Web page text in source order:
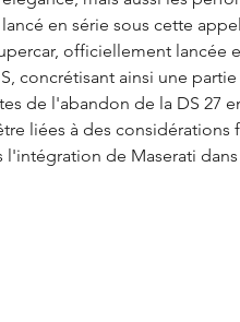
lancé en série sous cette
officiellement lancée
concrétisant ainsi une
de l'abandon de la DS 27
liées à des
l'intégration de Maserati